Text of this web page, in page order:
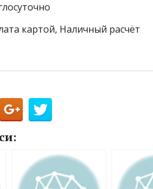
картой, Наличный расчёт